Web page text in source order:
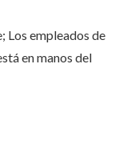
Los empleados de
en manos del